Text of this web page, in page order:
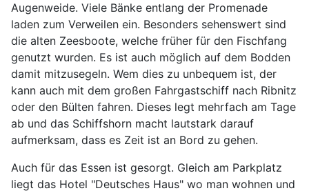
Augenweide. Viele Bänke entlang der Promenade
laden zum Verweilen ein. Besonders sehenswert sind
die alten Zeesboote, welche früher für den Fischfang
genutzt wurden. Es ist auch möglich auf dem Bodden
damit mitzusegeln. Wem dies zu unbequem ist, der
kann auch mit dem großen Fahrgastschiff nach Ribnitz
oder den Bülten fahren. Dieses legt mehrfach am Tage
ab und das Schiffshorn macht lautstark darauf
aufmerksam, dass es Zeit ist an Bord zu gehen.
Auch für das Essen ist gesorgt. Gleich am Parkplatz
liegt das Hotel "Deutsches Haus" wo man wohnen und